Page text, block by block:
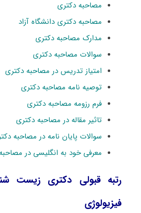
مصاحبه دکتری
مصاحبه دکتری دانشگاه آزاد
مدارک مصاحبه دکتری
سوالات مصاحبه دکتری
امتیاز تدریس در مصاحبه دکتری
توصیه نامه مصاحبه دکتری
فرم رزومه مصاحبه دکتری
تاثیر مقاله در مصاحبه دکتری
سوالات پایان نامه در مصاحبه
معرفی خود به انگلیسی در
رتبه قبولی دکتری زیست
فیزیولوژی